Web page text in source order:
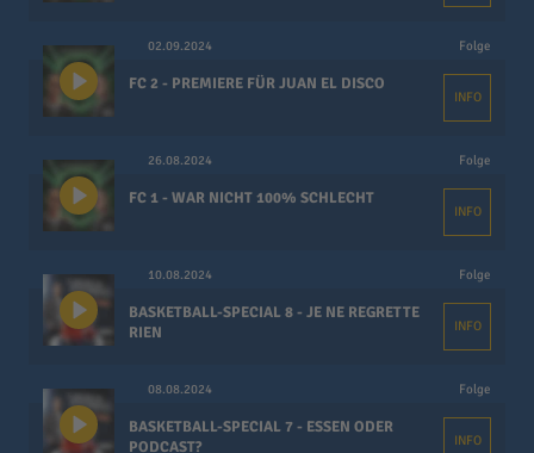
02.09.2024 Folge
FC 2 - PREMIERE FÜR JUAN EL DISCO
INFO
26.08.2024 Folge
FC 1 - WAR NICHT 100% SCHLECHT
INFO
10.08.2024 Folge
BASKETBALL-SPECIAL 8 - JE NE REGRETTE
RIEN
INFO
08.08.2024 Folge
BASKETBALL-SPECIAL 7 - ESSEN ODER
PODCAST?
INFO